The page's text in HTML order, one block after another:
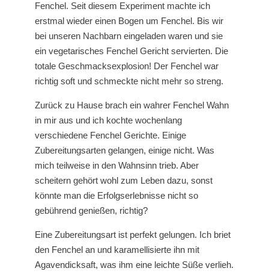
Fenchel. Seit diesem Experiment machte ich
erstmal wieder einen Bogen um Fenchel. Bis wir
bei unseren Nachbarn eingeladen waren und sie
ein vegetarisches Fenchel Gericht servierten. Die
totale Geschmacksexplosion! Der Fenchel war
richtig soft und schmeckte nicht mehr so streng.
Zurück zu Hause brach ein wahrer Fenchel Wahn
in mir aus und ich kochte wochenlang
verschiedene Fenchel Gerichte. Einige
Zubereitungsarten gelangen, einige nicht. Was
mich teilweise in den Wahnsinn trieb. Aber
scheitern gehört wohl zum Leben dazu, sonst
könnte man die Erfolgserlebnisse nicht so
gebührend genießen, richtig?
Eine Zubereitungsart ist perfekt gelungen. Ich briet
den Fenchel an und karamellisierte ihn mit
Agavendicksaft, was ihm eine leichte Süße verlieh.